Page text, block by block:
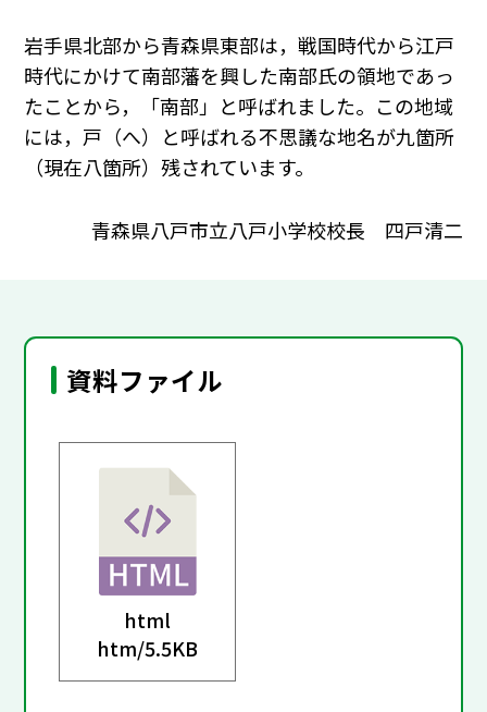
岩手県北部から青森県東部は，戦国時代から江戸
時代にかけて南部藩を興した南部氏の領地であっ
たことから，「南部」と呼ばれました。この地域
には，戸（へ）と呼ばれる不思議な地名が九箇所
（現在八箇所）残されています。
青森県八戸市立八戸小学校校長 四戸清二
資料ファイル
html
htm/5.5KB